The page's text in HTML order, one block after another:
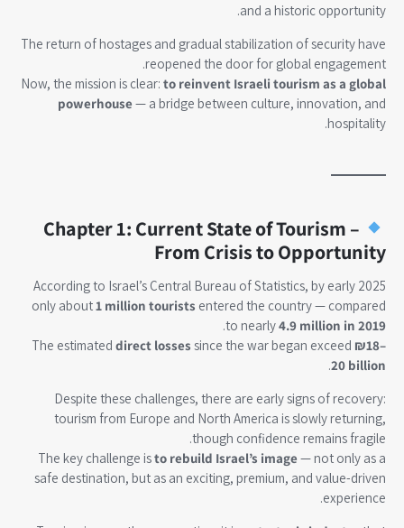
and a historic opportunity.
The return of hostages and gradual stabilization of security have
reopened the door for global engagement.
Now, the mission is clear: to reinvent Israeli tourism as a global
powerhouse — a bridge between culture, innovation, and
hospitality.
Chapter 1: Current State of Tourism –
From Crisis to Opportunity
According to Israel’s Central Bureau of Statistics, by early 2025
only about1 million tourists entered the country — compared
to nearly4.9 million in 2019
.
The estimated direct losses since the war began exceed ₪18–
20 billion
.
Despite these challenges, there are early signs of recovery:
tourism from Europe and North America is slowly returning,
though confidence remains fragile.
The key challenge isto rebuild Israel’s image — not only as a
safe destination, but as an exciting, premium, and value-driven
experience.